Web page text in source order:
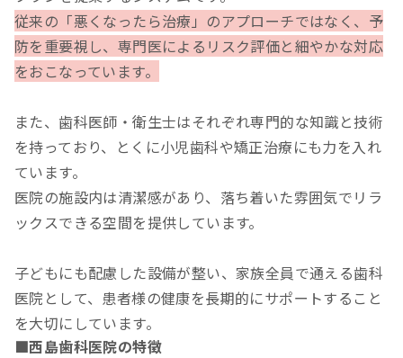
従来の「悪くなったら治療」のアプローチではなく、予
防を重要視し、専門医によるリスク評価と細やかな対応
をおこなっています。
また、歯科医師・衛生士はそれぞれ専門的な知識と技術
を持っており、とくに小児歯科や矯正治療にも力を入れ
ています。
医院の施設内は清潔感があり、落ち着いた雰囲気でリラ
ックスできる空間を提供しています。
子どもにも配慮した設備が整い、家族全員で通える歯科
医院として、患者様の健康を長期的にサポートすること
を大切にしています。
■西島歯科医院の特徴